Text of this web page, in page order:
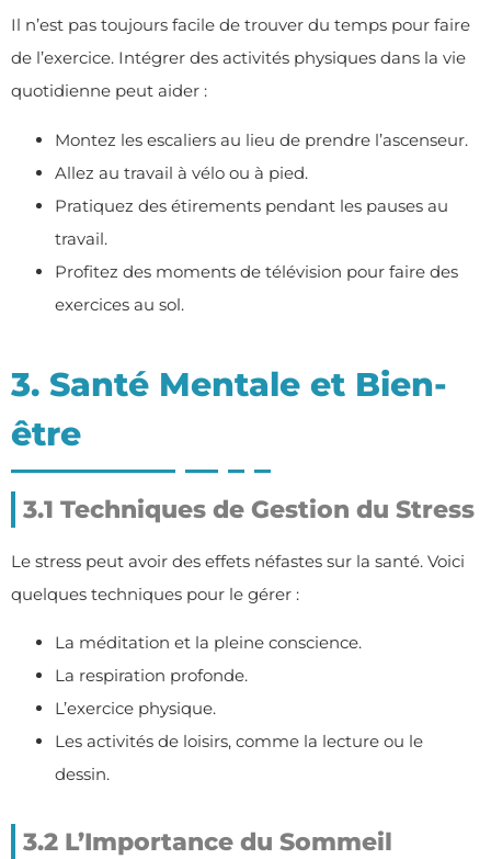
Il n’est pas toujours facile de trouver du temps pour faire
de l’exercice. Intégrer des activités physiques dans la vie
quotidienne peut aider :
Montez les escaliers au lieu de prendre l’ascenseur.
Allez au travail à vélo ou à pied.
Pratiquez des étirements pendant les pauses au
travail.
Profitez des moments de télévision pour faire des
exercices au sol.
3. Santé Mentale et Bien-
être
3.1 Techniques de Gestion du Stress
Le stress peut avoir des effets néfastes sur la santé. Voici
quelques techniques pour le gérer :
La méditation et la pleine conscience.
La respiration profonde.
L’exercice physique.
Les activités de loisirs, comme la lecture ou le
dessin.
3.2 L’Importance du Sommeil